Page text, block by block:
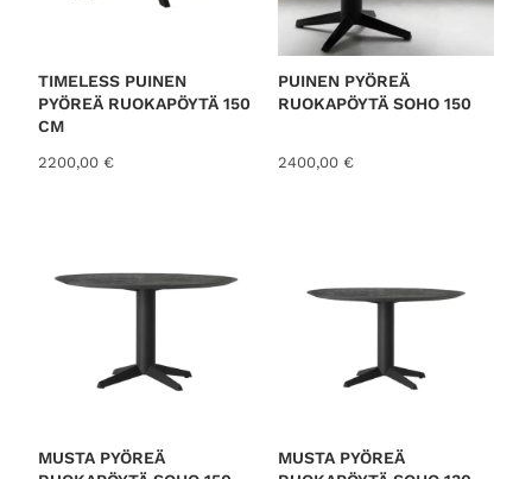
TIMELESS PUINEN
PYÖREÄ RUOKAPÖYTÄ 150
CM
2200,00 €
PUINEN PYÖREÄ
RUOKAPÖYTÄ SOHO 150
2400,00 €
MUSTA PYÖREÄ
MUSTA PYÖREÄ